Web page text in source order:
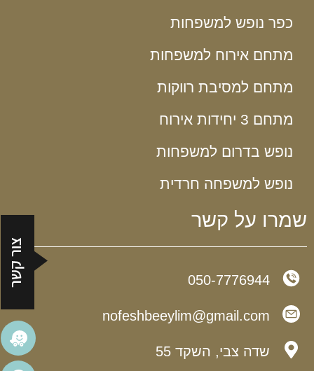
כפר נופש למשפחות
מתחם אירוח למשפחות
מתחם למסיבת רווקות
מתחם 3 יחידות אירוח
נופש בדרום למשפחות
נופש למשפחה חרדית
שמרו על קשר
050-7776944
nofeshbeeylim@gmail.com​
שדה צבי, השקד 55​